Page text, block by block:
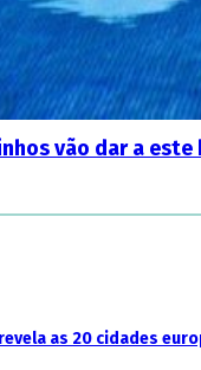
vão dar a
as 20 cidades